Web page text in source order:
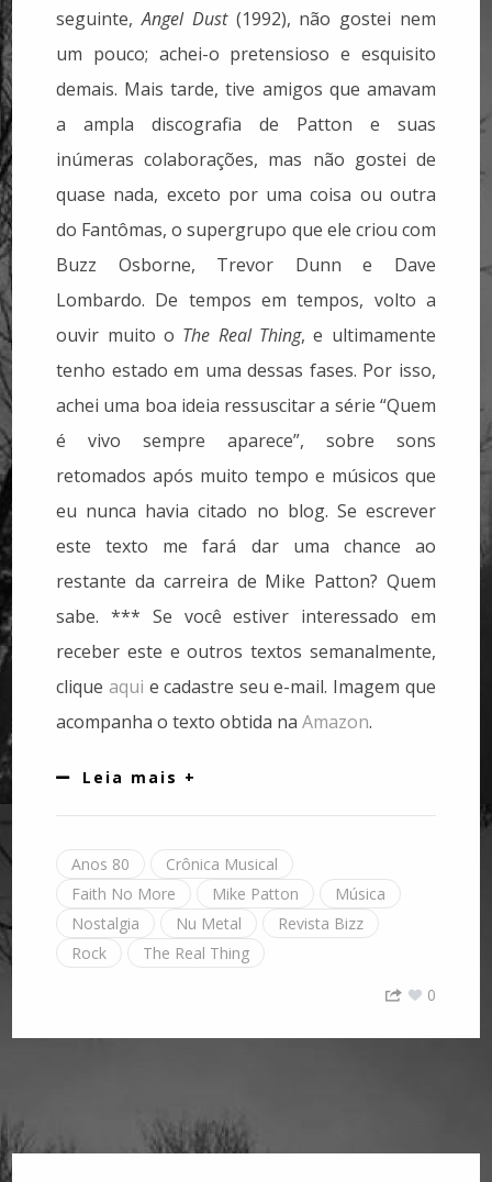
seguinte,Angel Dust(1992), não gostei nem
um pouco; achei-o pretensioso e esquisito
demais. Mais tarde, tive amigos que amavam
a ampla discografia de Patton e suas
inúmeras colaborações, mas não gostei de
quase nada, exceto por uma coisa ou outra
do Fantômas, o supergrupo que ele criou com
Buzz Osborne, Trevor Dunn e Dave
Lombardo. De tempos em tempos, volto a
ouvir muito o The Real Thing, e ultimamente
tenho estado em uma dessas fases. Por isso,
achei uma boa ideia ressuscitar a série “Quem
é vivo sempre aparece”, sobre sons
retomados após muito tempo e músicos que
eu nunca havia citado no blog. Se escrever
este texto me fará dar uma chance ao
restante da carreira de Mike Patton? Quem
sabe. *** Se você estiver interessado em
receber este e outros textos semanalmente,
clique aqui e cadastre seu e-mail. Imagem que
acompanha o texto obtida naAmazon.
Leia mais +
Anos 80
Crônica Musical
Faith No More
Mike Patton
Música
Nostalgia
Nu Metal
Revista Bizz
Rock
The Real Thing
0